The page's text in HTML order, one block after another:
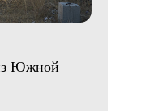
Южной